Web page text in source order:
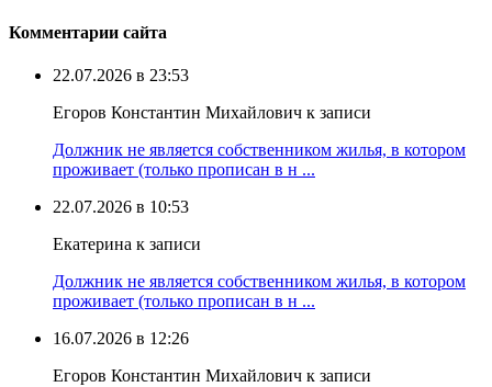
Комментарии сайта
22.07.2026 в 23:53
Егоров Константин Михайлович к записи
Должник не является собственником жилья, в котором
проживает (только прописан в н ...
22.07.2026 в 10:53
Екатерина к записи
Должник не является собственником жилья, в котором
проживает (только прописан в н ...
16.07.2026 в 12:26
Егоров Константин Михайлович к записи